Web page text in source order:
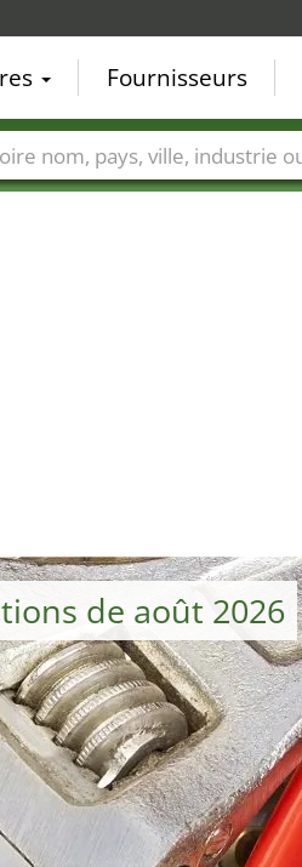
de août 2026
Fournisseurs
Pays Villes Secteurs de foire